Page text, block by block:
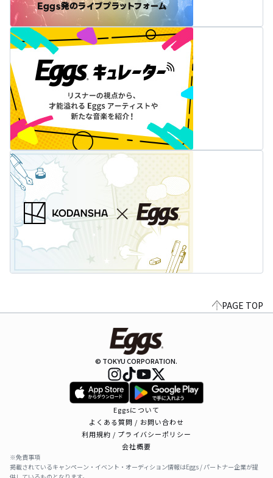
PAGE TOP
© TOKYU CORPORATION.
Eggsについて
よくある質問 / お問い合わせ
利用規約 / プライバシーポリシー
会社概要
※免責事項
掲載されているキャンペーン・イベント・オーディション情報はEggs / パートナー企業が提